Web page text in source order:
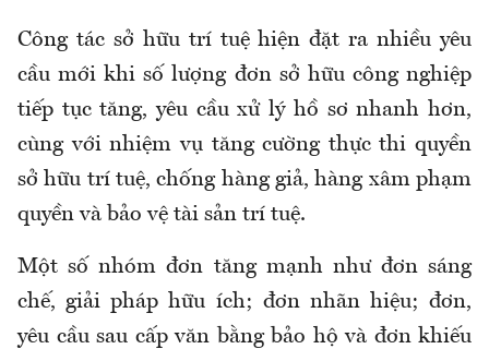
Công tác sở hữu trí tuệ hiện đặt ra nhiều yêu
cầu mới khi số lượng đơn sở hữu công nghiệp
tiếp tục tăng, yêu cầu xử lý hồ sơ nhanh hơn,
cùng với nhiệm vụ tăng cường thực thi quyền
sở hữu trí tuệ, chống hàng giả, hàng xâm phạm
quyền và bảo vệ tài sản trí tuệ.
Một số nhóm đơn tăng mạnh như đơn sáng
chế, giải pháp hữu ích; đơn nhãn hiệu; đơn,
yêu cầu sau cấp văn bằng bảo hộ và đơn khiếu